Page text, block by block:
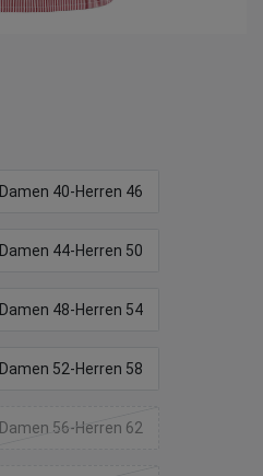
Damen 40-Herren 46
Damen 44-Herren 50
Damen 48-Herren 54
Damen 52-Herren 58
Damen 56-Herren 62